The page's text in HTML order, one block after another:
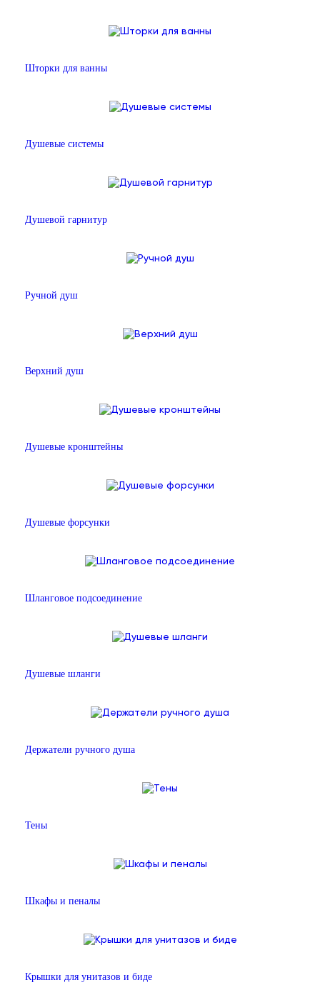
Шторки для ванны
Душевые системы
Душевой гарнитур
Ручной душ
Верхний душ
Душевые кронштейны
Душевые форсунки
Шланговое подсоединение
Душевые шланги
Держатели ручного душа
Тены
Шкафы и пеналы
Крышки для унитазов и биде